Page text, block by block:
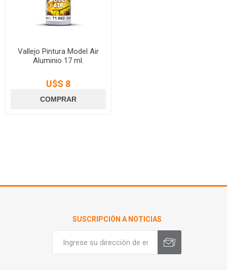
Vallejo Pintura Model Air
Aluminio 17 ml.
U$S 8
SUSCRIPCIÓN A NOTICIAS